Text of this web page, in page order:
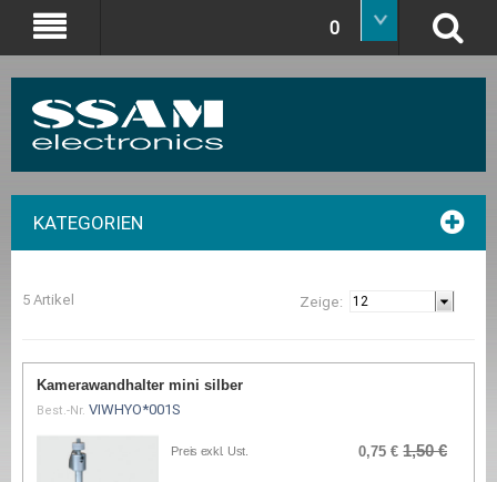
0
KATEGORIEN
5 Artikel Zeige:
Kamerawandhalter mini silber
Best.-Nr. VIWHYO*001S
Preis exkl. Ust. 0,75 € 1,50 €